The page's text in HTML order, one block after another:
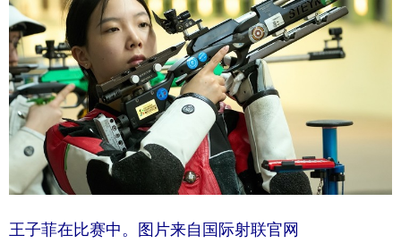
王子菲在比赛中。图片来自国际射联官网